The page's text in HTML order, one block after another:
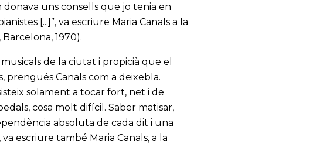
uns consells que jo tenia en
[...]”, va escriure Maria Canals a la
1970).
de la ciutat i propicià que el
prengués Canals com a deixebla.
solament a tocar fort, net i de
cosa molt difícil. Saber matisar,
absoluta de cada dit i una
escriure també Maria Canals, a la